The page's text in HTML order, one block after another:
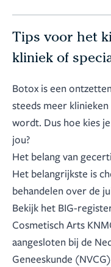
Tips voor het
kliniek of
Botox is een
steeds meer
wordt. Dus hoe kies
jou?
Het belang van
Het belangrijkste is
behandelen over de
Bekijk het BIG-
Cosmetisch Arts
aangesloten bij de
Geneeskunde